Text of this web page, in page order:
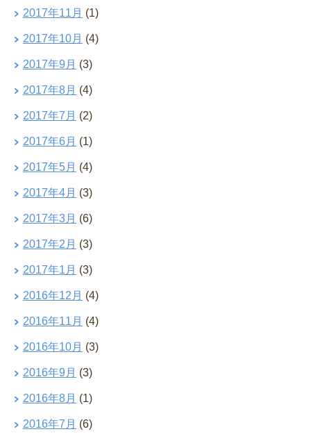
2017年11月 (1)
2017年10月 (4)
2017年9月 (3)
2017年8月 (4)
2017年7月 (2)
2017年6月 (1)
2017年5月 (4)
2017年4月 (3)
2017年3月 (6)
2017年2月 (3)
2017年1月 (3)
2016年12月 (4)
2016年11月 (4)
2016年10月 (3)
2016年9月 (3)
2016年8月 (1)
2016年7月 (6)